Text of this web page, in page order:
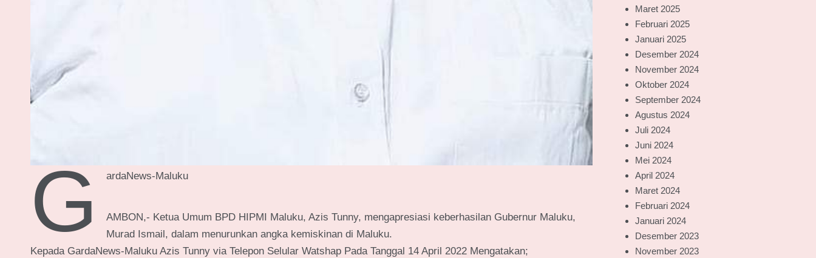
G ardaNews-Maluku
AMBON,- Ketua Umum BPD HIPMI Maluku, Azis Tunny, mengapresiasi keberhasilan Gubernur Maluku,
Murad Ismail, dalam menurunkan angka kemiskinan di Maluku.
Kepada GardaNews-Maluku Azis Tunny via Telepon Selular Watshap Pada Tanggal 14 April 2022 Mengatakan;
Maret 2025
Februari 2025
Januari 2025
Desember 2024
November 2024
Oktober 2024
September 2024
Agustus 2024
Juli 2024
Juni 2024
Mei 2024
April 2024
Maret 2024
Februari 2024
Januari 2024
Desember 2023
November 2023